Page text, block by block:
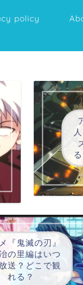
policy
『鬼滅の刃』
の里編はいつ
送？どこで観
れる？